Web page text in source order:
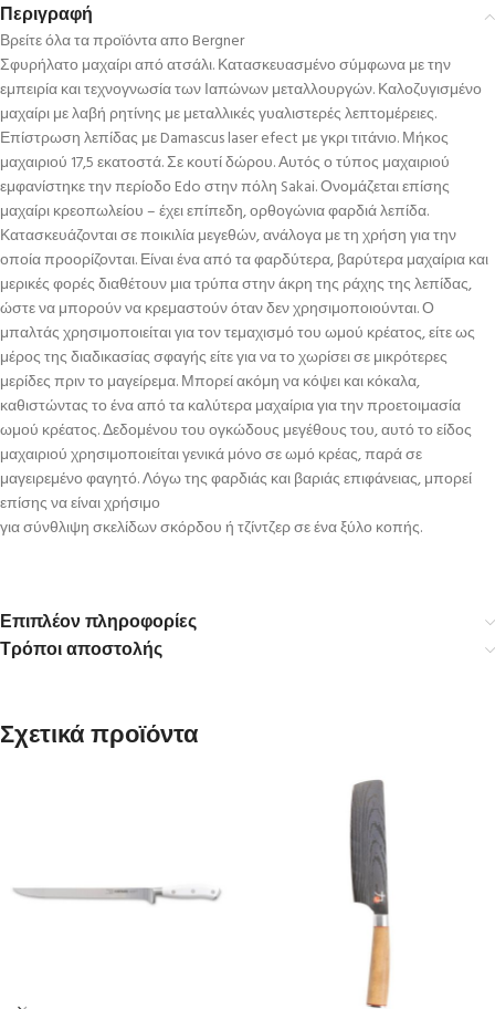
Περιγραφή
Βρείτε όλα τα προϊόντα απο Bergner
Σφυρήλατο μαχαίρι από ατσάλι. Κατασκευασμένο σύμφωνα με την
εμπειρία και τεχνογνωσία των Ιαπώνων μεταλλουργών. Καλοζυγισμένο
μαχαίρι με λαβή ρητίνης με μεταλλικές γυαλιστερές λεπτομέρειες.
Επίστρωση λεπίδας με Damascus laser efect με γκρι τιτάνιο. Μήκος
μαχαιριού 17,5 εκατοστά. Σε κουτί δώρου. Αυτός ο τύπος μαχαιριού
εμφανίστηκε την περίοδο Edo στην πόλη Sakai. Ονομάζεται επίσης
μαχαίρι κρεοπωλείου – έχει επίπεδη, ορθογώνια φαρδιά λεπίδα.
Κατασκευάζονται σε ποικιλία μεγεθών, ανάλογα με τη χρήση για την
οποία προορίζονται. Είναι ένα από τα φαρδύτερα, βαρύτερα μαχαίρια και
μερικές φορές διαθέτουν μια τρύπα στην άκρη της ράχης της λεπίδας,
ώστε να μπορούν να κρεμαστούν όταν δεν χρησιμοποιούνται. Ο
μπαλτάς χρησιμοποιείται για τον τεμαχισμό του ωμού κρέατος, είτε ως
μέρος της διαδικασίας σφαγής είτε για να το χωρίσει σε μικρότερες
μερίδες πριν το μαγείρεμα. Μπορεί ακόμη να κόψει και κόκαλα,
καθιστώντας το ένα από τα καλύτερα μαχαίρια για την προετοιμασία
ωμού κρέατος. Δεδομένου του ογκώδους μεγέθους του, αυτό το είδος
μαχαιριού χρησιμοποιείται γενικά μόνο σε ωμό κρέας, παρά σε
μαγειρεμένο φαγητό. Λόγω της φαρδιάς και βαριάς επιφάνειας, μπορεί
επίσης να είναι χρήσιμο
για σύνθλιψη σκελίδων σκόρδου ή τζίντζερ σε ένα ξύλο κοπής.
Επιπλέον πληροφορίες
Τρόποι αποστολής
Σχετικά προϊόντα